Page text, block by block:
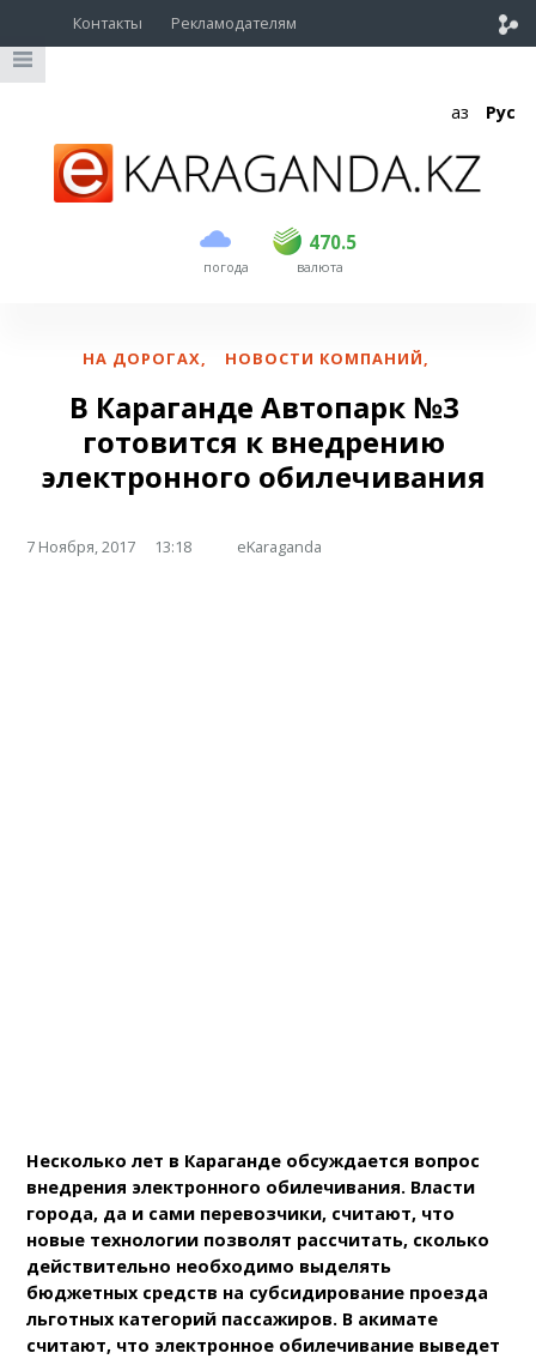
Контакты Рекламодателям
Қаз Рус
погода
470.5
USD 468.5 470.5
EUR валюта
НА ДОРОГАХ, НОВОСТИ КОМПАНИЙ,
В Караганде Автопарк №3
готовится к внедрению
электронного обилечивания
7 Ноября, 2017 13:18 eKaraganda
Несколько лет в Караганде обсуждается вопрос
внедрения электронного обилечивания. Власти
города, да и сами перевозчики, считают, что
новые технологии позволят рассчитать, сколько
действительно необходимо выделять
бюджетных средств на субсидирование проезда
льготных категорий пассажиров. В акимате
считают, что электронное обилечивание выведет